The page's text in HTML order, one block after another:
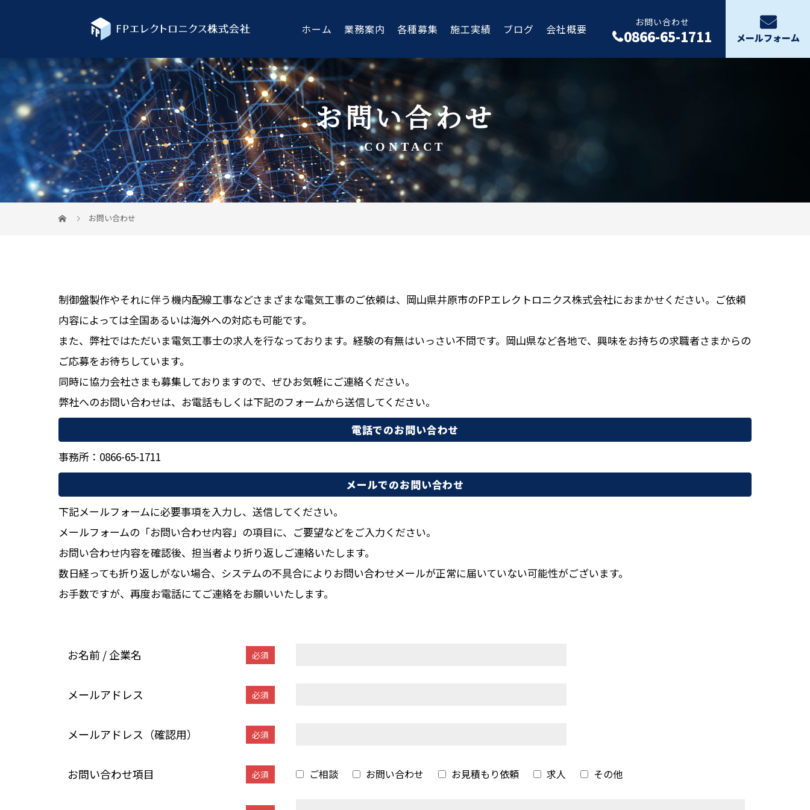
ホーム 業務案内 各種募集 施工実績 ブログ 会社概要 お問い合わせ
0866-65-1711 メールフォーム
お問い合わせ
CONTACT
お問い合わせ
制御盤製作やそれに伴う機内配線工事などさまざまな電気工事のご依頼は、岡山県井原市のFPエレクトロニクス株式会社におまかせください。ご依頼
内容によっては全国あるいは海外への対応も可能です。
また、弊社ではただいま電気工事士の求人を行なっております。経験の有無はいっさい不問です。岡山県など各地で、興味をお持ちの求職者さまからの
ご応募をお待ちしています。
同時に協力会社さまも募集しておりますので、ぜひお気軽にご連絡ください。
弊社へのお問い合わせは、お電話もしくは下記のフォームから送信してください。
電話でのお問い合わせ
事務所： 0866-65-1711
メールでのお問い合わせ
下記メールフォームに必要事項を入力し、送信してください。
メールフォームの「お問い合わせ内容」の項目に、ご要望などをご入力ください。
お問い合わせ内容を確認後、担当者より折り返しご連絡いたします。
数日経っても折り返しがない場合、システムの不具合によりお問い合わせメールが正常に届いていない可能性がございます。
お手数ですが、再度お電話にてご連絡をお願いいたします。
お名前 / 企業名 必須
メールアドレス 必須
メールアドレス（確認用） 必須
お問い合わせ項目 必須 ご相談 お問い合わせ お見積もり依頼 求人 その他